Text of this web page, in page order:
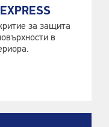
за защита
в